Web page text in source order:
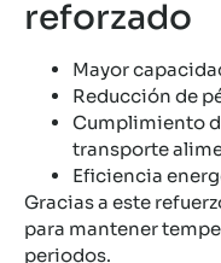
reforzado
Mayor
Reducción de
Cumplimiento
transporte
Eficiencia
Gracias a este
para mantener
periodos.